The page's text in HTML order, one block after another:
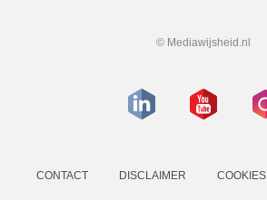
© Mediawijsheid.nl
CONTACT DISCLAIMER COOKIES